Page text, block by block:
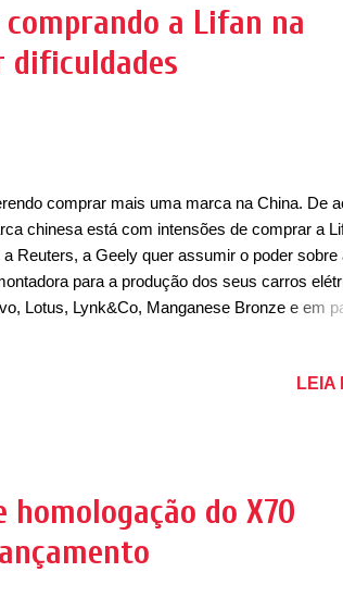
na China, algumas áreas da marca foram
de Pequim, junto de outros ativos pa...
a Lifan na
dificuldades
comprar mais uma marca na China. De
chinesa está com intensões de comprar a
Reuters, a Geely quer assumir o poder sobre
para a produção dos seus carros
Lotus, Lynk&Co, Manganese Bronze e em
há alguns anos na China, o que limita muito os
financeiras. A pandemia ainda veio para
da marca. Atualmente a Lifan est...
LEIA
do X70